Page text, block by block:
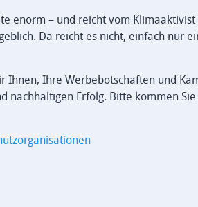
enorm – und reicht vom
Da reicht es nicht, einfach nur
Ihnen, Ihre Werbebotschaften und
nachhaltigen Erfolg. Bitte kommen